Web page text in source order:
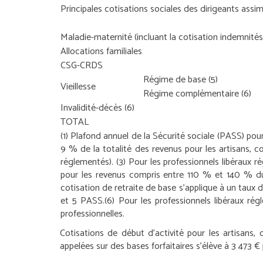
Principales cotisations sociales des dirigeants
Maladie-maternité (incluant la cotisation
Allocations familiales
CSG-CRDS
Vieillesse
Régime de base(5)
Régime complémentaire(6)
Invalidité-décès(6)
TOTAL
(1) Plafond annuel de la Sécurité sociale (PASS)
9 % de la totalité des revenus pour les artisans,
réglementés). (3) Pour les professionnels libéraux
pour les revenus compris entre 110 % et 140 %
cotisation de retraite de base s’applique à un taux
et 5 PASS.(6) Pour les professionnels libéraux
professionnelles.
Cotisations de début d’activité pour les
appelées sur des bases forfaitaires s’élève à 3 473